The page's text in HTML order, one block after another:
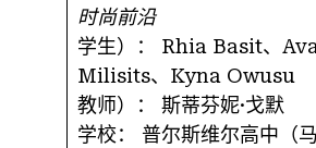
时尚前沿
学生）：
Rhia Basit、
Milisits、Kyna Owusu
教师）：
斯蒂芬妮·戈默
学校：
普尔斯维尔高中（